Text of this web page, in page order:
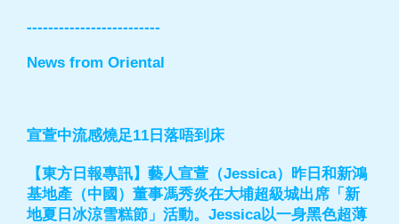
-------------------------
News from Oriental
宣萱中流感燒足11日落唔到床
【東方日報專訊】藝人宣萱（Jessica）昨日和新鴻
基地產（中國）董事馮秀炎在大埔超級城出席「新
地夏日冰涼雪糕節」活動。Jessica以一身黑色超薄